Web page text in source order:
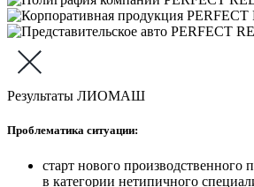
Результаты ЛИОМАШ
Проблематика ситуации:
старт нового производственного
в категории нетипичного